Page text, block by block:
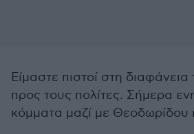
Είμαστε πιστοί στη
προς τους πολίτες. Σήμερα
κόμματα μαζί με Θεοδωρίδου